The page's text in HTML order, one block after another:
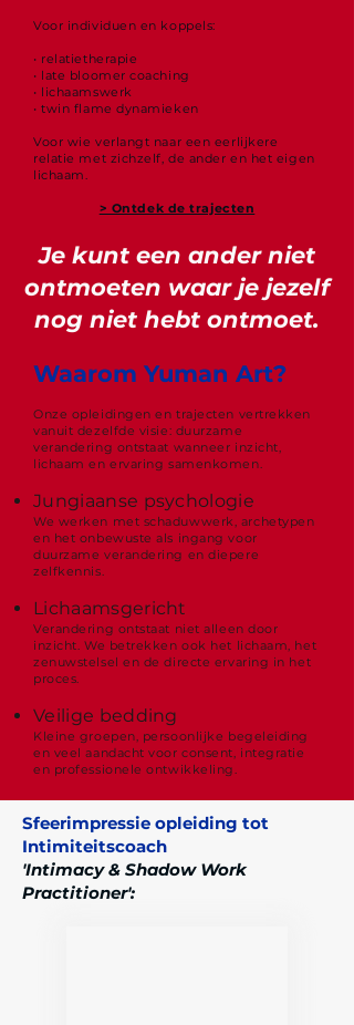
Voor individuen en koppels:
• relatietherapie
• late bloomer coaching
• lichaamswerk
• twin flame dynamieken​
Voor wie verlangt naar een eerlijkere
relatie met zichzelf, de ander en het eigen
lichaam.
> Ontdek de trajecten
Je kunt een ander niet
ontmoeten waar je jezelf
nog niet hebt ontmoet.
Waarom Yuman Art?
Onze opleidingen en trajecten vertrekken
vanuit dezelfde visie: duurzame
verandering ontstaat wanneer inzicht,
lichaam en ervaring samenkomen.
Jungiaanse psychologie
We werken met schaduwwerk, archetypen
en het onbewuste als ingang voor
duurzame verandering en diepere
zelfkennis.
Lichaamsgericht
Verandering ontstaat niet alleen door
inzicht. We betrekken ook het lichaam, het
zenuwstelsel en de directe ervaring in het
proces.
Veilige bedding
Kleine groepen, persoonlijke begeleiding
en veel aandacht voor consent, integratie
en professionele ontwikkeling.
Sfeerimpressie opleiding tot
Intimiteitscoach
'Intimacy & Shadow Work
Practitioner':